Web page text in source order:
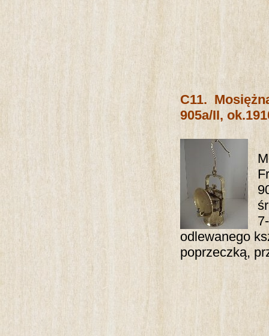
C11.
905a/II,
odlewanego
poprzeczką,